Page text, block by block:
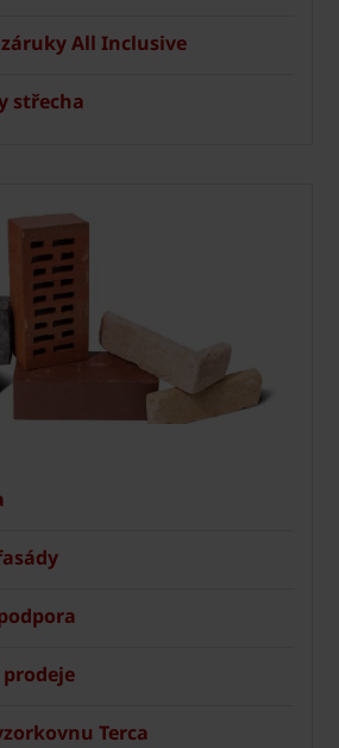
All Inclusive
střecha
Terca